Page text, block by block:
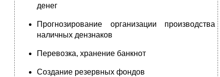
денег
Прогнозирование организации производства
наличных дензнаков
Перевозка, хранение банкнот
Создание резервных фондов